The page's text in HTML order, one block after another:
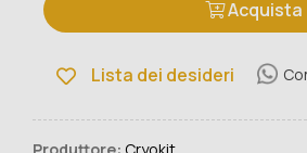
Acquista
Lista dei desideri